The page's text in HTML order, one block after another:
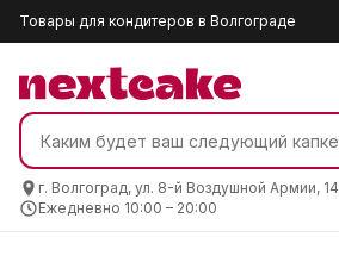
Товары для кондитеров в Волгограде
г. Волгоград, ул. 8-й Воздушной Армии, 14
Ежедневно 10:00 – 20:00